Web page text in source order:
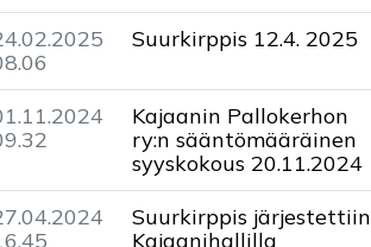
Suurkirppis 12.4. 2025
Kajaanin Pallokerhon
ry:n sääntömääräinen
syyskokous 20.11.2024
Suurkirppis järjestettiin
Kajaanihallilla